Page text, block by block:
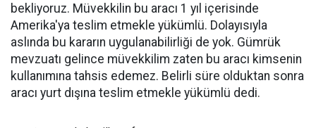
bekliyoruz. Müvekkilin bu aracı 1 yıl içerisinde
Amerika'ya teslim etmekle yükümlü. Dolayısıyla
aslında bu kararın uygulanabilirliği de yok. Gümrük
mevzuatı gelince müvekkilim zaten bu aracı kimsenin
kullanımına tahsis edemez. Belirli süre olduktan sonra
aracı yurt dışına teslim etmekle yükümlü dedi.